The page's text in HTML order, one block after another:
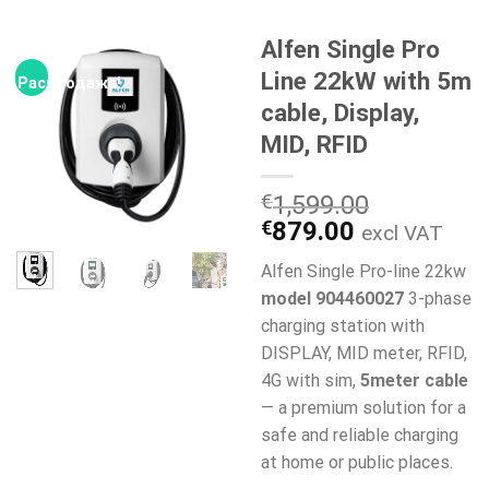
Распродажа!
Alfen Single Pro
Line 22kW with 5m
cable, Display,
MID, RFID
€1,599.00
Первоначальная
цена
составляла
€1,599.00.
€879.00 Текущая
цена:
€879.00.
excl VAT
Alfen Single Pro-line 22kw
model 904460027 3-phase
charging station with
DISPLAY, MID meter, RFID,
4G with sim, 5meter cable
— a premium solution for a
safe and reliable charging
at home or public places.